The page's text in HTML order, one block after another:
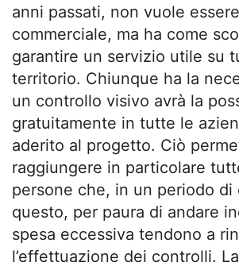
anni passati, non vuole
commerciale, ma ha come
garantire un servizio utile su
territorio. Chiunque ha la
un controllo visivo avrà la
gratuitamente in tutte le
aderito al progetto. Ciò
raggiungere in particolare
persone che, in un periodo di
questo, per paura di andare
spesa eccessiva tendono a
l’effettuazione dei controlli.